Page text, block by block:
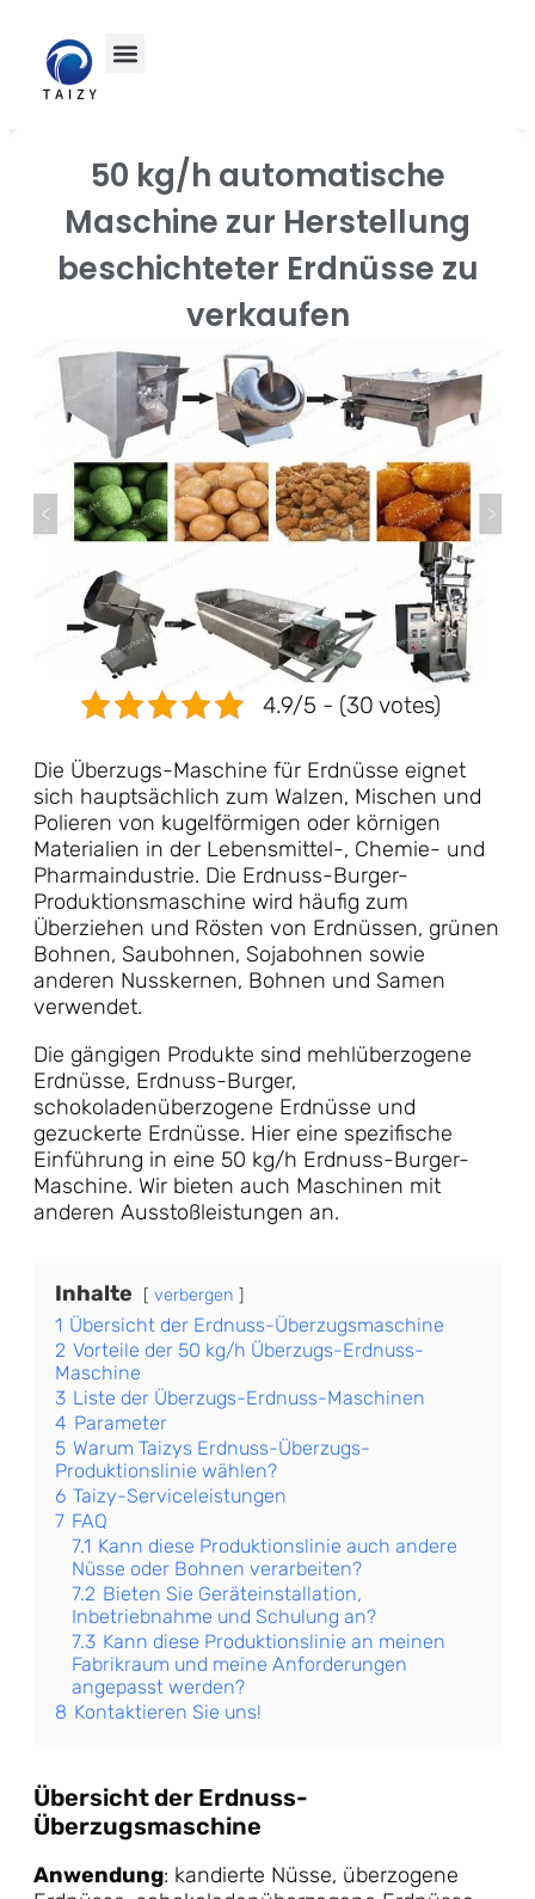
50 kg/h automatische
Maschine zur Herstellung
beschichteter Erdnüsse zu
verkaufen
4.9/5 - (30 votes)
Die Überzugs-Maschine für Erdnüsse eignet
sich hauptsächlich zum Walzen, Mischen und
Polieren von kugelförmigen oder körnigen
Materialien in der Lebensmittel-, Chemie- und
Pharmaindustrie. Die Erdnuss-Burger-
Produktionsmaschine wird häufig zum
Überziehen und Rösten von Erdnüssen, grünen
Bohnen, Saubohnen, Sojabohnen sowie
anderen Nusskernen, Bohnen und Samen
verwendet.
Die gängigen Produkte sind mehlüberzogene
Erdnüsse, Erdnuss-Burger,
schokoladenüberzogene Erdnüsse und
gezuckerte Erdnüsse. Hier eine spezifische
Einführung in eine 50 kg/h Erdnuss-Burger-
Maschine. Wir bieten auch Maschinen mit
anderen Ausstoßleistungen an.
Inhalte verbergen
1 Übersicht der Erdnuss-Überzugsmaschine
2 Vorteile der 50 kg/h Überzugs-Erdnuss-
Maschine
3 Liste der Überzugs-Erdnuss-Maschinen
4 Parameter
5 Warum Taizys Erdnuss-Überzugs-
Produktionslinie wählen?
6 Taizy-Serviceleistungen
7 FAQ
7.1 Kann diese Produktionslinie auch andere
Nüsse oder Bohnen verarbeiten?
7.2 Bieten Sie Geräteinstallation,
Inbetriebnahme und Schulung an?
7.3 Kann diese Produktionslinie an meinen
Fabrikraum und meine Anforderungen
angepasst werden?
8 Kontaktieren Sie uns!
Übersicht der Erdnuss-
Überzugsmaschine
Anwendung: kandierte Nüsse, überzogene